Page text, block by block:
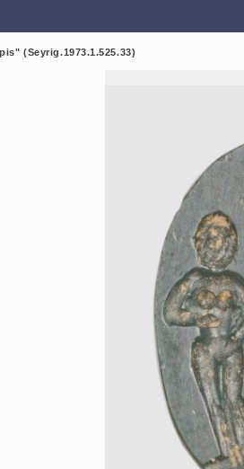
(Seyrig.1973.1.525.33)